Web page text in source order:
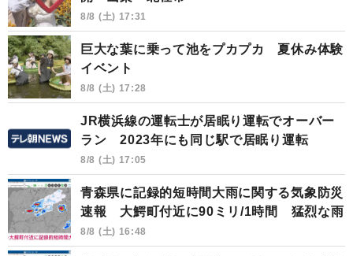
8/8 (土) 17:31
巨大な葉に乗って池をプカプカ 夏休み体験
イベント
8/8 (土) 17:28
JR横浜線の運転士が居眠り運転でオーバー
ラン 2023年にも同じ駅で居眠り運転
8/8 (土) 17:05
青森県に記録的短時間大雨に関する気象防災
速報 大鰐町付近に90ミリ/1時間 猛烈な雨
8/8 (土) 16:48